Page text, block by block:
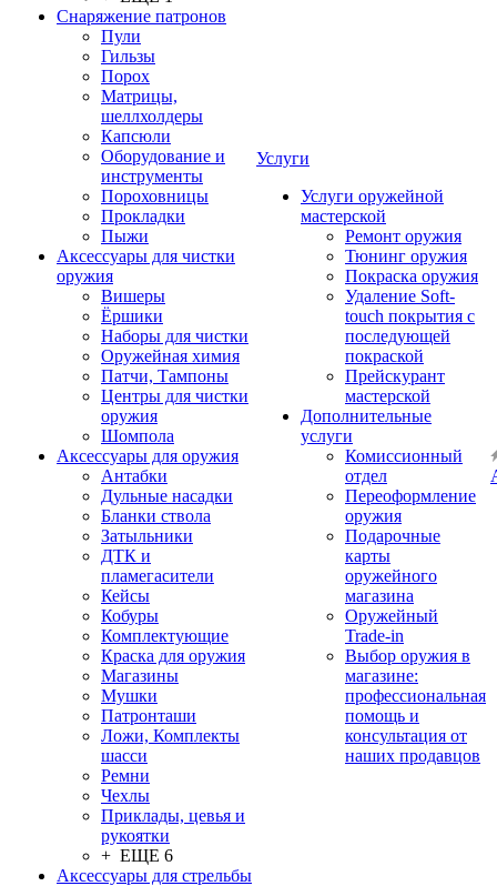
Снаряжение патронов
Пули
Гильзы
Порох
Матрицы,
шеллхолдеры
Капсюли
Оборудование и
инструменты
Пороховницы
Прокладки
Пыжи
Аксессуары для чистки
оружия
Вишеры
Ёршики
Наборы для чистки
Оружейная химия
Патчи, Тампоны
Центры для чистки
оружия
Шомпола
Аксессуары для оружия
Антабки
Дульные насадки
Бланки ствола
Затыльники
ДТК и
пламегасители
Кейсы
Кобуры
Комплектующие
Краска для оружия
Магазины
Мушки
Патронташи
Ложи, Комплекты
шасси
Ремни
Чехлы
Приклады, цевья и
рукоятки
+ ЕЩЕ 6
Аксессуары для стрельбы
Услуги
Услуги оружейной
мастерской
Ремонт оружия
Тюнинг оружия
Покраска оружия
Удаление Soft-
touch покрытия с
последующей
покраской
Прейскурант
мастерской
Дополнительные
услуги
Комиссионный
отдел
Переоформление
оружия
Подарочные
карты
оружейного
магазина
Оружейный
Trade-in
Выбор оружия в
магазине:
профессиональная
помощь и
консультация от
наших продавцов